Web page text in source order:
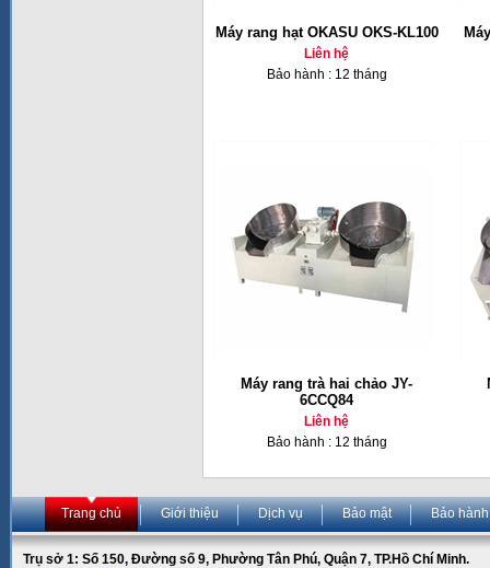
Máy rang hạt OKASU OKS-KL100
Liên hệ
Bảo hành : 12 tháng
Máy rang trà hai chảo JY-
6CCQ84
Liên hệ
Bảo hành : 12 tháng
Trang chủ Giới thiệu Dịch vụ Bảo mật Bảo hành
Trụ sở 1: Số 150, Đường số 9, Phường Tân Phú, Quận 7, TP.Hồ Chí Minh.